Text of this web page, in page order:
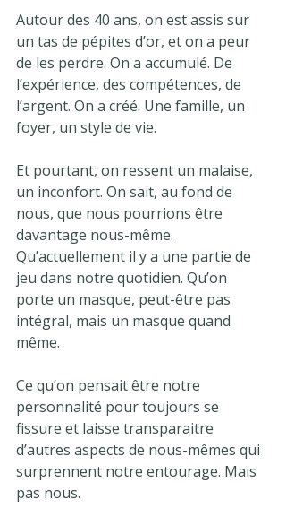
Autour des 40 ans, on est assis sur
un tas de pépites d’or, et on a peur
de les perdre. On a accumulé. De
l’expérience, des compétences, de
l’argent. On a créé. Une famille, un
foyer, un style de vie.
Et pourtant, on ressent un malaise,
un inconfort. On sait, au fond de
nous, que nous pourrions être
davantage nous-même.
Qu’actuellement il y a une partie de
jeu dans notre quotidien. Qu’on
porte un masque, peut-être pas
intégral, mais un masque quand
même.
Ce qu’on pensait être notre
personnalité pour toujours se
fissure et laisse transparaitre
d’autres aspects de nous-mêmes qui
surprennent notre entourage. Mais
pas nous.